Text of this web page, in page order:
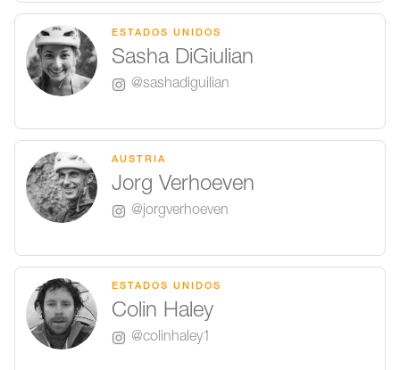
ESTADOS UNIDOS
Sasha DiGiulian
@sashadiguilian
AUSTRIA
Jorg Verhoeven
@jorgverhoeven
ESTADOS UNIDOS
Colin Haley
@colinhaley1